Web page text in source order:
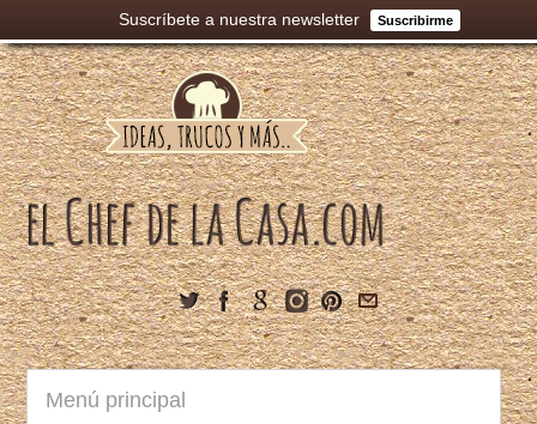
Suscríbete a nuestra newsletter Suscribirme